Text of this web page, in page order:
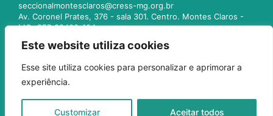
Este website utiliza cookies
Esse site utiliza cookies para personalizar e aprimorar a
experiência.
Customizar Aceitar todos
seccionalmontesclaros@cress-mg.org.br
Av. Coronel Prates, 376 - sala 301. Centro. Montes Claros -
MG. CEP 39400-104
seccionaluberlandia@cress-mg.org.br
Av. Afonso Pena, 547 - sala 101. Uberlândia - MG. CEP